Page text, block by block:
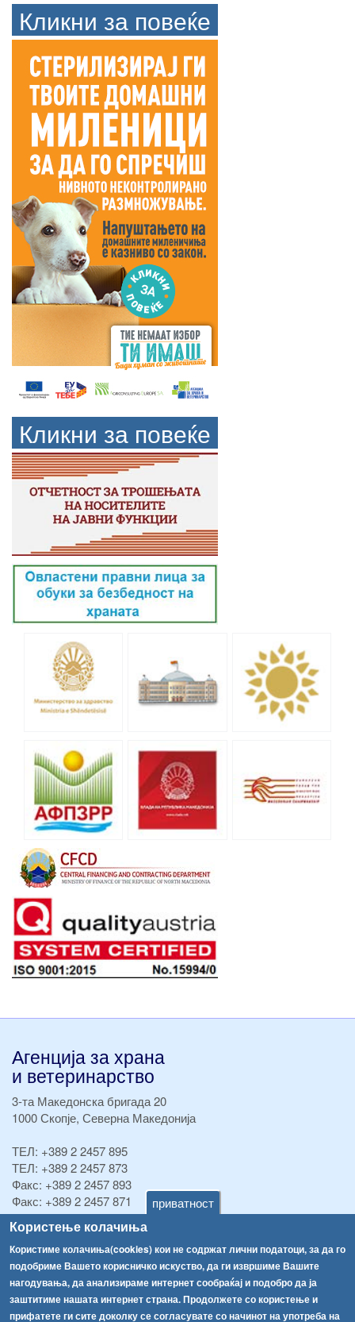
приватност
Користење колачиња
Користиме колачиња(cookies) кои не содржат лични податоци, за да го
подобриме Вашето корисничко искуство, да ги извршиме Вашите
нагодувања, да анализираме интернет сообраќај и подобро да ја
заштитиме нашата интернет страна. Продолжете со користење и
прифатете ги сите доколку се согласувате со начинот на употреба на
Кликни за повеќе
Кликни за повеќе
Агенција за храна
и ветеринарство
3-та Македонска бригада 20
1000 Скопје, Северна Македонија
ТЕЛ: +389 2 2457 895
ТЕЛ: +389 2 2457 873
Факс: +389 2 2457 893
Факс: +389 2 2457 871
info@fva.gov.mk
[АХВ-претходна страна]
Соопштенија
Република Бугарија ги засили официјалните контроли при увоз на свежо овошје и зеленчук
Навигација
Архива